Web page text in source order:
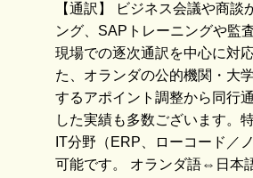
【通訳】 ビジネス会議や商談
ング、SAPトレーニングや監
現場での逐次通訳を中心に対
た、オランダの公的機関・大
するアポイント調整から同行
した実績も多数ございます。
IT分野（ERP、ローコード／
可能です。 オランダ語⇔日本